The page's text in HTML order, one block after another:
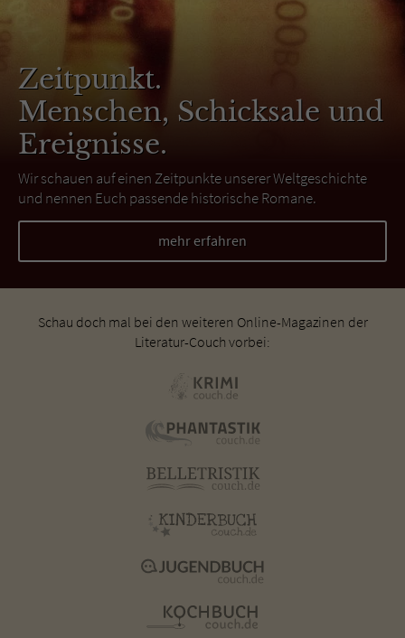
Zeitpunkt.
Menschen, Schicksale und
Ereignisse.
Wir schauen auf einen Zeitpunkte unserer Weltgeschichte
und nennen Euch passende historische Romane.
mehr erfahren
Schau doch mal bei den weiteren Online-Magazinen der
Literatur-Couch vorbei: